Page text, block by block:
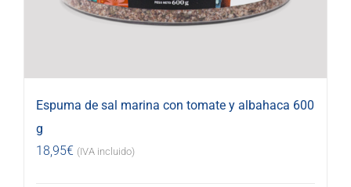
Espuma de sal marina con tomate y albahaca 600
g
18,95€ (IVA incluido)